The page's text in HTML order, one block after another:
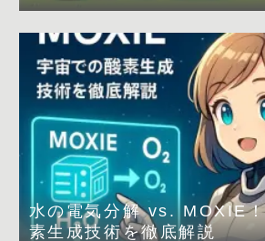
は？
水の電気分解 vs. MOXIE
素生成技術を徹底解説